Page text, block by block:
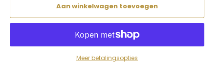
Aan winkelwagen toevoegen
Meer betalingsopties